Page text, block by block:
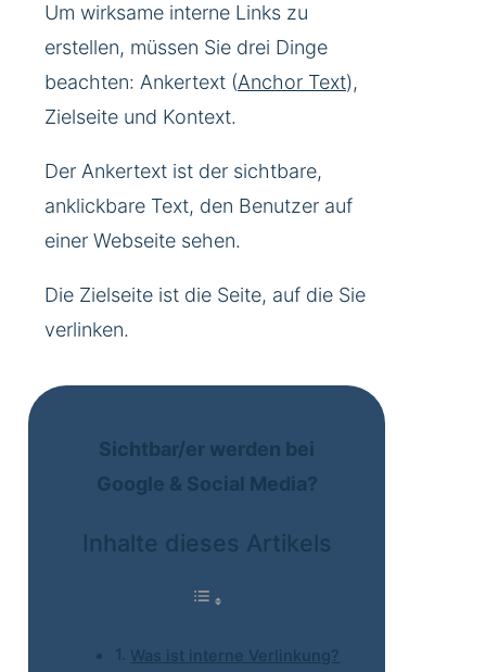
Um wirksame interne Links zu
erstellen, müssen Sie drei Dinge
beachten: Ankertext (Anchor Text),
Zielseite und Kontext.
Der Ankertext ist der sichtbare,
anklickbare Text, den Benutzer auf
einer Webseite sehen.
Die Zielseite ist die Seite, auf die Sie
verlinken.
Sichtbar/er werden bei
Google & Social Media?
Inhalte dieses Artikels
Was ist interne Verlinkung?